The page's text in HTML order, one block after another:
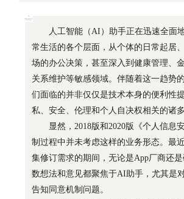
人工智能（AI）助手正在迅速全面
常生活的各个层面，从个体的日常起居
场的办公决策，甚至深入到健康管理、
关系维护等敏感领域。伴随着这一趋势
们面临的并非仅仅是技术本身的便利性
私、安全、伦理和个人自决权相关的诸
显然，2018版和2020版《个人信息
制过程中并未考虑这样的业务形态。最
集修订需求的期间，无论是App厂商还
数想法和意见都聚焦于AI助手，尤其是
告知同意机制问题。